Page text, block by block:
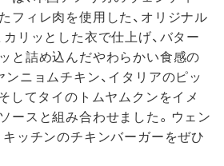
フィレ肉を使用した、オリジナル
リッとした衣で仕上げ、バター
と詰め込んだやわらかい食感の
ンニョムチキン、イタリアのピッ
してタイのトムヤムクンをイメ
ースと組み合わせました。ウェン
ッチンのチキンバーガーをぜひ